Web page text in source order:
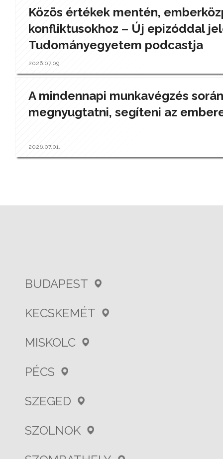
Közös értékek mentén,
konfliktusokhoz – Új epizóddal
Tudományegyetem podcastja
2026.07.09.
A mindennapi munkavégzés
megnyugtatni, segíteni az
2026.07.01.
BUDAPEST
KECSKEMÉT
MISKOLC
PÉCS
SZEGED
SZOLNOK